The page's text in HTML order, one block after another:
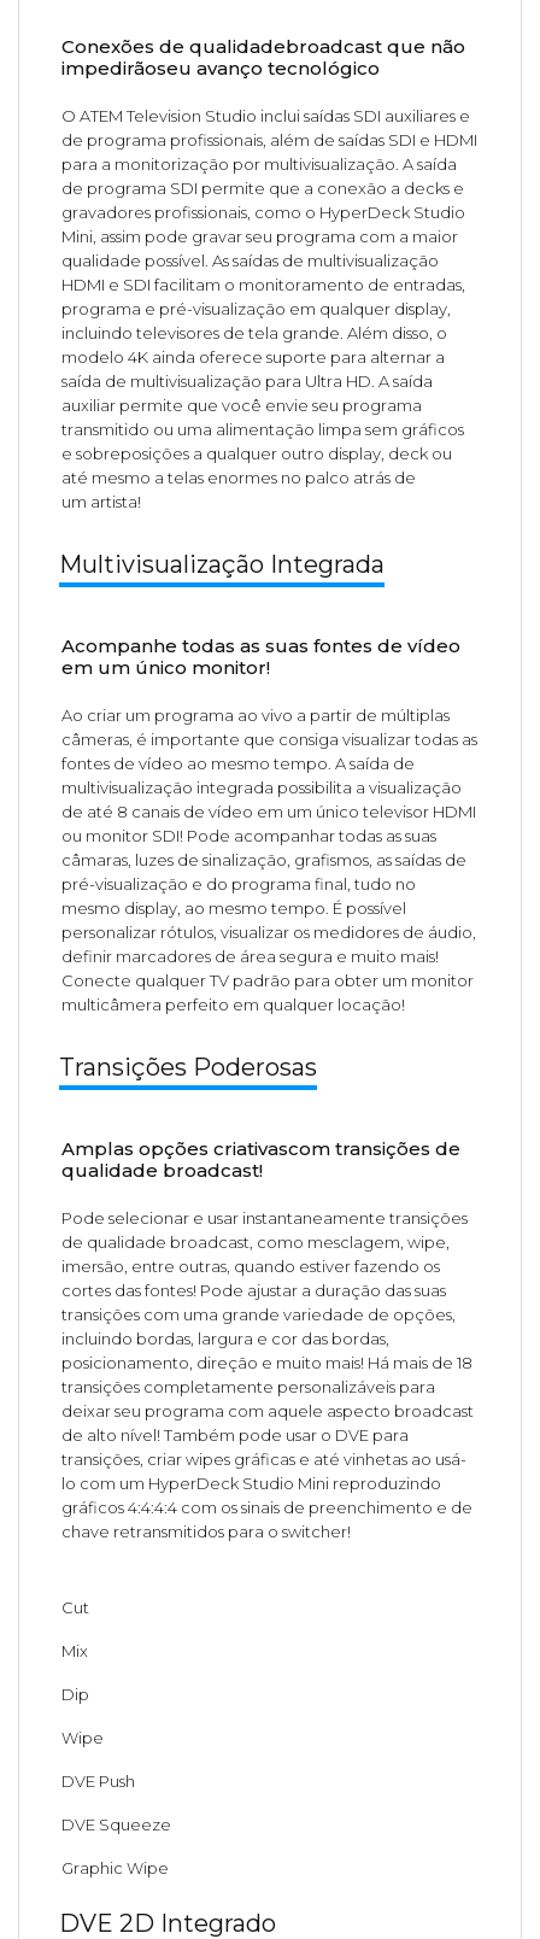
Conexões de qualidadebroadcast que não
impedirãoseu avanço tecnológico
O ATEM Television Studio inclui saídas SDI auxiliares e
de programa profissionais, além de saídas SDI e HDMI
para a monitorização por multivisualização. A saída
de programa SDI permite que a conexão a decks e
gravadores profissionais, como o HyperDeck Studio
Mini, assim pode gravar seu programa com a maior
qualidade possível. As saídas de multivisualização
HDMI e SDI facilitam o monitoramento de entradas,
programa e pré-visualização em qualquer display,
incluindo televisores de tela grande. Além disso, o
modelo 4K ainda oferece suporte para alternar a
saída de multivisualização para Ultra HD. A saída
auxiliar permite que você envie seu programa
transmitido ou uma alimentação limpa sem gráficos
e sobreposições a qualquer outro display, deck ou
até mesmo a telas enormes no palco atrás de
um artista!
Multivisualização Integrada
Acompanhe todas as suas fontes de vídeo
em um único monitor!
Ao criar um programa ao vivo a partir de múltiplas
câmeras, é importante que consiga visualizar todas as
fontes de vídeo ao mesmo tempo. A saída de
multivisualização integrada possibilita a visualização
de até 8 canais de vídeo em um único televisor HDMI
ou monitor SDI! Pode acompanhar todas as suas
câmaras, luzes de sinalização, grafismos, as saídas de
pré-visualização e do programa final, tudo no
mesmo display, ao mesmo tempo. É possível
personalizar rótulos, visualizar os medidores de áudio,
definir marcadores de área segura e muito mais!
Conecte qualquer TV padrão para obter um monitor
multicâmera perfeito em qualquer locação!
Transições Poderosas
Amplas opções criativascom transições de
qualidade broadcast!
Pode selecionar e usar instantaneamente transições
de qualidade broadcast, como mesclagem, wipe,
imersão, entre outras, quando estiver fazendo os
cortes das fontes! Pode ajustar a duração das suas
transições com uma grande variedade de opções,
incluindo bordas, largura e cor das bordas,
posicionamento, direção e muito mais! Há mais de 18
transições completamente personalizáveis para
deixar seu programa com aquele aspecto broadcast
de alto nível! Também pode usar o DVE para
transições, criar wipes gráficas e até vinhetas ao usá-
lo com um HyperDeck Studio Mini reproduzindo
gráficos 4:4:4:4 com os sinais de preenchimento e de
chave retransmitidos para o switcher!
Cut
Mix
Dip
Wipe
DVE Push
DVE Squeeze
Graphic Wipe
DVE 2D Integrado